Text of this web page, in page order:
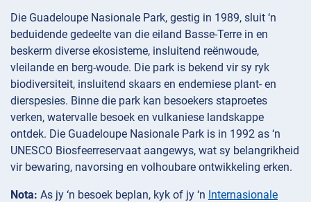
Die Guadeloupe Nasionale Park, gestig in 1989, sluit ‘n
beduidende gedeelte van die eiland Basse-Terre in en
beskerm diverse ekosisteme, insluitend reënwoude,
vleilande en berg-woude. Die park is bekend vir sy ryk
biodiversiteit, insluitend skaars en endemiese plant- en
dierspesies. Binne die park kan besoekers staproetes
verken, watervalle besoek en vulkaniese landskappe
ontdek. Die Guadeloupe Nasionale Park is in 1992 as ‘n
UNESCO Biosfeerreservaat aangewys, wat sy belangrikheid
vir bewaring, navorsing en volhoubare ontwikkeling erken.
Nota: As jy ‘n besoek beplan, kyk of jy ‘n Internasionale